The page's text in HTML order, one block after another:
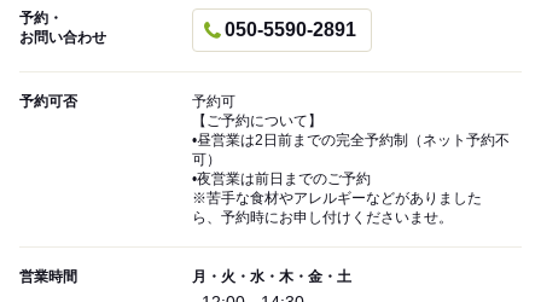
予約・
お問い合わせ
050-5590-2891
予約可否
予約可
【ご予約について】
•昼営業は2日前までの完全予約制（ネット予約不
可）
•夜営業は前日までのご予約
※苦手な食材やアレルギーなどがありました
ら、予約時にお申し付けくださいませ。
営業時間 月・火・水・木・金・土